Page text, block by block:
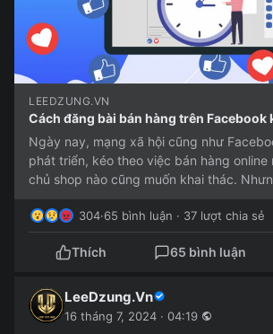
LEEDZUNG.VN
Cách đăng bài bán hàng trên Facebook
Ngày nay, mạng xã hội cũng như
phát triển, kéo theo việc bán hàng online
chủ shop nào cũng muốn khai thác.
304·65 bình luận · 37 lượt chia sẻ
Thích 65 bình luận
LeeDzung.Vn
16 tháng 7, 2024 · 04:19